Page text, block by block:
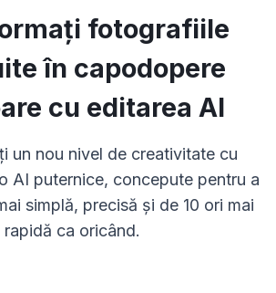
fotografiile
în capodopere
cu editarea AI
un nou nivel de creativitate cu
AI puternice, concepute pentru a
simplă, precisă și de 10 ori mai
rapidă ca oricând.